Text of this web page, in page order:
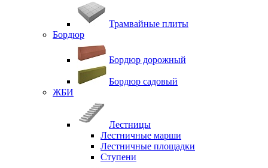
Трамвайные плиты
Бордюр
Бордюр дорожный
Бордюр садовый
ЖБИ
Лестницы
Лестничные марши
Лестничные площадки
Ступени